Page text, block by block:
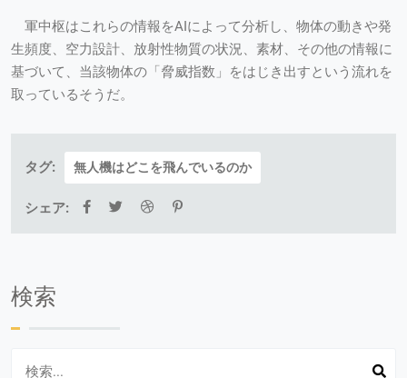
軍中枢はこれらの情報をAIによって分析し、物体の動きや発
生頻度、空力設計、放射性物質の状況、素材、その他の情報に
基づいて、当該物体の「脅威指数」をはじき出すという流れを
取っているそうだ。
タグ: 無人機はどこを飛んでいるのか
シェア:
検索